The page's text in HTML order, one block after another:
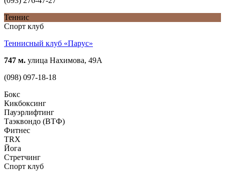
Теннис
Спорт клуб
Теннисный клуб «Парус»
747 м. улица Нахимова, 49А
(098) 097-18-18
Бокс
Кикбоксинг
Пауэрлифтинг
Таэквондо (ВТФ)
Фитнес
TRX
Йога
Стретчинг
Спорт клуб